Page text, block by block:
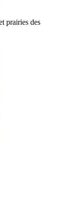
prairies des